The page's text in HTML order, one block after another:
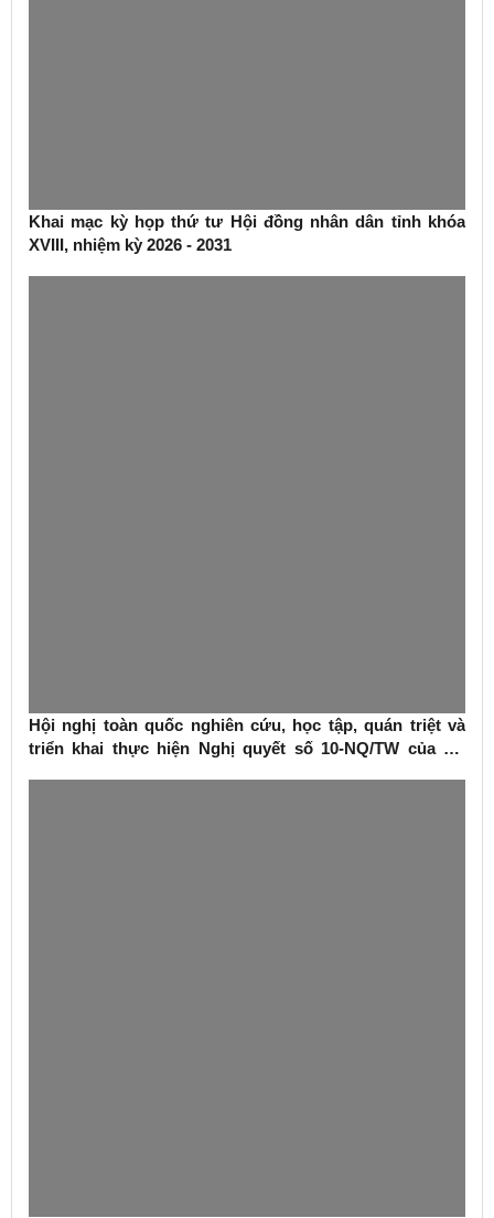
Khai mạc kỳ họp thứ tư Hội đồng nhân dân tỉnh khóa
XVIII, nhiệm kỳ 2026 - 2031
Hội nghị toàn quốc nghiên cứu, học tập, quán triệt và
triển khai thực hiện Nghị quyết số 10-NQ/TW của Bộ